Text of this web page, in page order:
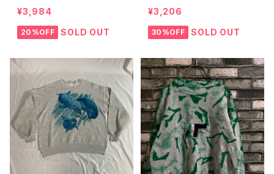
¥3,984
20%OFF SOLD OUT
カレッジロゴ スウェット
ラグラン バーガンディ
¥3,206
30%OFF SOLD OUT